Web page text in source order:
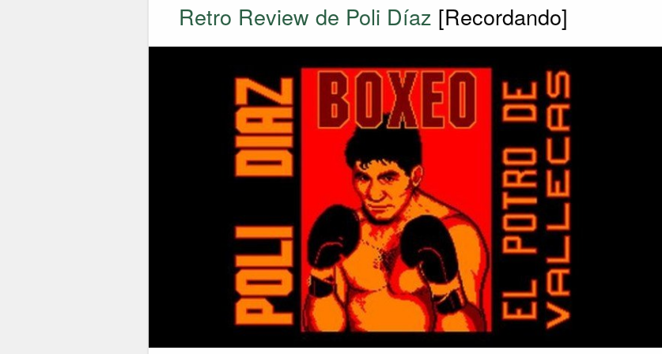
Retro Review de Poli Díaz [Recordando]